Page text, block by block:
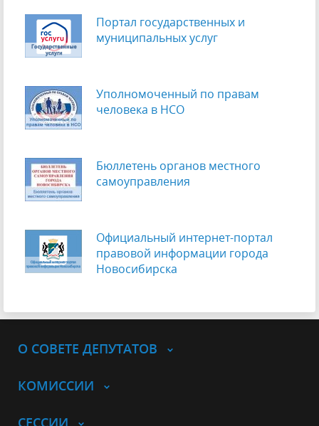
Портал государственных и
муниципальных услуг
Уполномоченный по правам
человека в НСО
Бюллетень органов местного
самоуправления
Официальный интернет-портал
правовой информации города
Новосибирска
О СОВЕТЕ ДЕПУТАТОВ
КОМИССИИ
СЕССИИ